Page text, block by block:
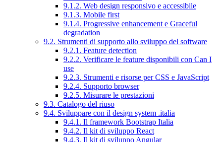
9.1.2. Web design responsivo e accessibile
9.1.3. Mobile first
9.1.4. Progressive enhancement e Graceful
degradation
9.2. Strumenti di supporto allo sviluppo del software
9.2.1. Feature detection
9.2.2. Verificare le feature disponibili con Can I
use
9.2.3. Strumenti e risorse per CSS e JavaScript
9.2.4. Supporto browser
9.2.5. Misurare le prestazioni
9.3. Catalogo del riuso
9.4. Sviluppare con il design system .italia
9.4.1. Il framework Bootstrap Italia
9.4.2. Il kit di sviluppo React
9.4.3. Il kit di sviluppo Angular